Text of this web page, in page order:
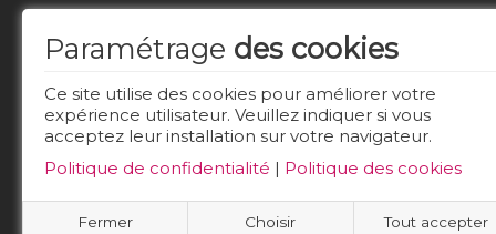
Paramétrage des cookies
Ce site utilise des cookies pour améliorer votre
expérience utilisateur. Veuillez indiquer si vous
acceptez leur installation sur votre navigateur.
Politique de confidentialité | Politique des cookies
Fermer Choisir Tout accepter
Réalisation de site :
Restez connecté